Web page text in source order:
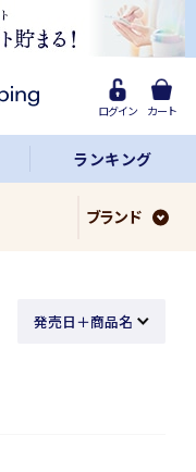
ログイン カート
ランキング
ブランド